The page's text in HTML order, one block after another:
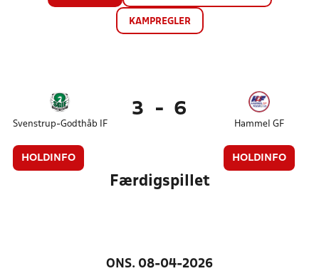
KAMPREGLER
Svenstrup-Godthåb IF
HOLDINFO
3 - 6
Hammel GF
HOLDINFO
Færdigspillet
ONS. 08-04-2026